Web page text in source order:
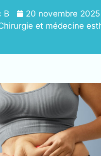
B
20 novembre 2025
et médecine